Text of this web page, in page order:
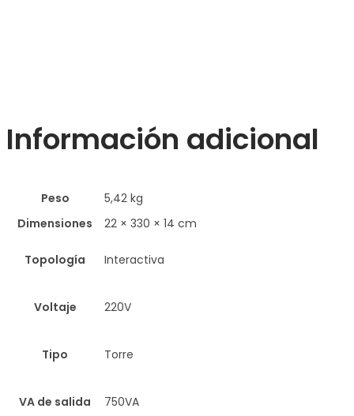
Información adicional
Peso
5,42 kg
Dimensiones
22 × 330 × 14 cm
Topología Interactiva
Voltaje 220V
Tipo Torre
VA de salida 750VA